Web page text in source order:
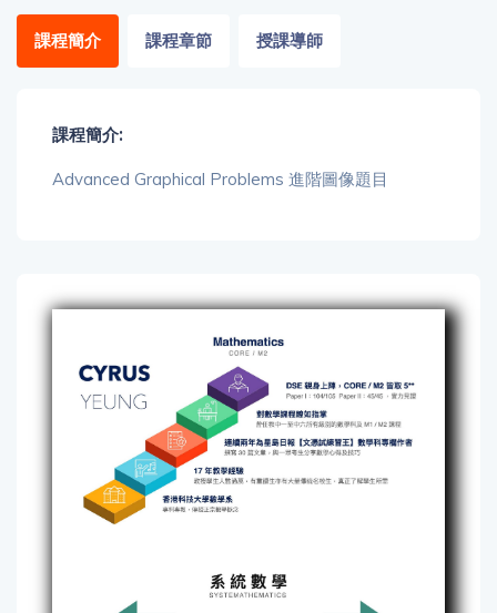
籤」
精準
篩選結果
課程簡介 課程章節 授課導師
課程簡介:
Advanced Graphical Problems 進階圖像題目